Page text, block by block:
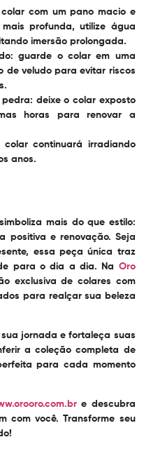
colar com um pano macio e
profunda, utilize água
imersão prolongada.
guarde o colar em uma
de veludo para evitar riscos
pedra: deixe o colar exposto
horas para renovar a
colar continuará irradiando
anos.
mais do que estilo:
positiva e renovação. Seja
essa peça única traz
para o dia a dia. Na Oro
exclusiva de colares com
para realçar sua beleza
sua jornada e fortaleça suas
a coleção completa de
para cada momento
e descubra
com você. Transforme seu